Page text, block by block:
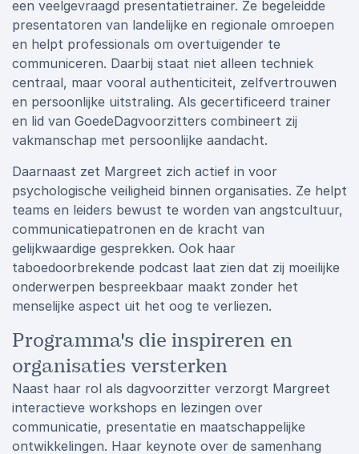
een veelgevraagd presentatietrainer. Ze begeleidde
presentatoren van landelijke en regionale omroepen
en helpt professionals om overtuigender te
communiceren. Daarbij staat niet alleen techniek
centraal, maar vooral authenticiteit, zelfvertrouwen
en persoonlijke uitstraling. Als gecertificeerd trainer
en lid van GoedeDagvoorzitters combineert zij
vakmanschap met persoonlijke aandacht.
Daarnaast zet Margreet zich actief in voor
psychologische veiligheid binnen organisaties. Ze helpt
teams en leiders bewust te worden van angstcultuur,
communicatiepatronen en de kracht van
gelijkwaardige gesprekken. Ook haar
taboedoorbrekende podcast laat zien dat zij moeilijke
onderwerpen bespreekbaar maakt zonder het
menselijke aspect uit het oog te verliezen.
Programma's die inspireren en
organisaties versterken
Naast haar rol als dagvoorzitter verzorgt Margreet
interactieve workshops en lezingen over
communicatie, presentatie en maatschappelijke
ontwikkelingen. Haar keynote over de samenhang